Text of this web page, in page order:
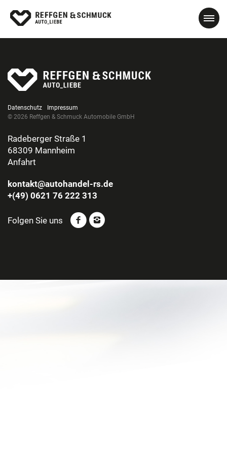
Datenschutz
Impressum
© 2026 Reffgen & Schmuck Automobile GmbH
Radeberger Straße 1
68309 Mannheim
Anfahrt
kontakt@autohandel-rs.de
+(49) 0621 76 222 313
Folgen Sie uns